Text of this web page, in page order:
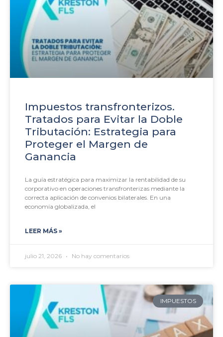
Impuestos transfronterizos.
Tratados para Evitar la Doble
Tributación: Estrategia para
Proteger el Margen de
Ganancia
La guía estratégica para maximizar la rentabilidad de su
corporativo en operaciones transfronterizas mediante la
correcta aplicación de convenios bilaterales. En una
economía globalizada, el
LEER MÁS »
julio 21, 2026 No hay comentarios
IMPUESTOS